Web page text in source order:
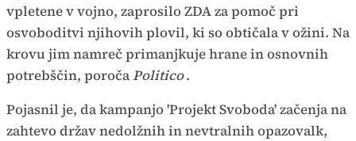
vpletene v vojno, zaprosilo ZDA za pomoč pri
osvoboditvi njihovih plovil, ki so obtičala v ožini. Na
krovu jim namreč primanjkuje hrane in osnovnih
potrebščin, poročaPolitico.
Pojasnil je, da kampanjo 'Projekt Svoboda' začenja na
zahtevo držav nedolžnih in nevtralnih opazovalk,